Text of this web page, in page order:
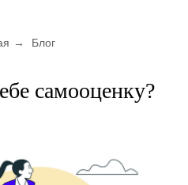
→ Блог
самооценку?